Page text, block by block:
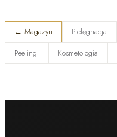
← Magazyn Pielęgnacja
Peelingi
Kosmetologia